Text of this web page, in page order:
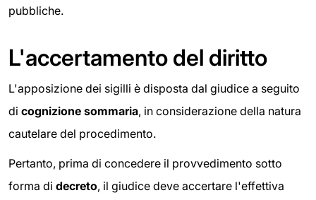
pubbliche.
L'accertamento del diritto
L'apposizione dei sigilli è disposta dal giudice a seguito
di cognizione sommaria, in considerazione della natura
cautelare del procedimento.
Pertanto, prima di concedere il provvedimento sotto
forma di decreto, il giudice deve accertare l'effettiva